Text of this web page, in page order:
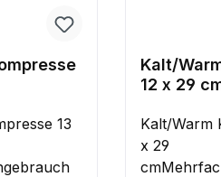
13
Kalt/
12 x 29
Kalt/Warm
x 29